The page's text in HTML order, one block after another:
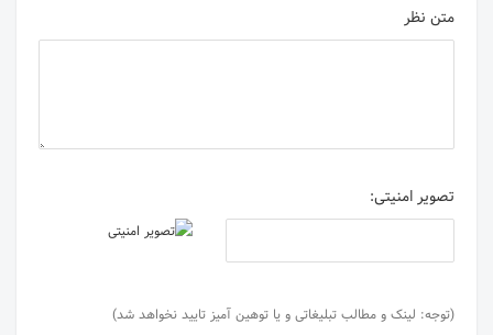
متن نظر
تصویر امنیتی:
(توجه: لینک و مطالب تبلیغاتی و یا توهین آمیز تایید نخواهد شد)